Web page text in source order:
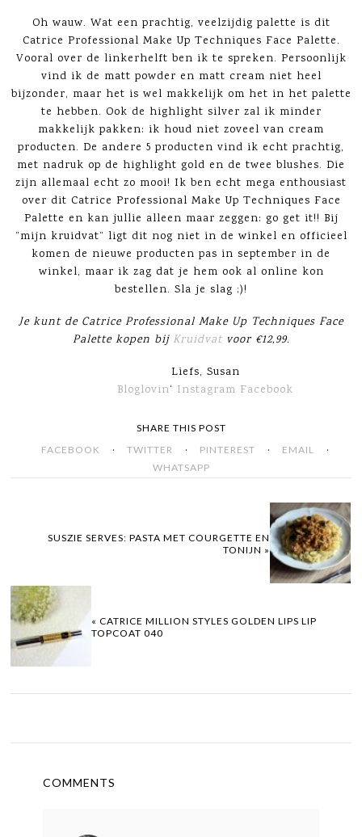
Oh wauw. Wat een prachtig, veelzijdig palette is dit
Catrice Professional Make Up Techniques Face Palette.
Vooral over de linkerhelft ben ik te spreken. Persoonlijk
vind ik de matt powder en matt cream niet heel
bijzonder, maar het is wel makkelijk om het in het palette
te hebben. Ook de highlight silver zal ik minder
makkelijk pakken: ik houd niet zoveel van cream
producten. De andere 5 producten vind ik echt prachtig,
met nadruk op de highlight gold en de twee blushes. Die
zijn allemaal echt zo mooi! Ik ben echt mega enthousiast
over dit Catrice Professional Make Up Techniques Face
Palette en kan jullie alleen maar zeggen: go get it!! Bij
”mijn kruidvat” ligt dit nog niet in de winkel en officieel
komen de nieuwe producten pas in september in de
winkel, maar ik zag dat je hem ook al online kon
bestellen. Sla je slag ;)!
Je kunt de Catrice Professional Make Up Techniques Face
Palette kopen bij Kruidvatvoor €12,99.
Liefs, Susan
Bloglovin‘ Instagram Facebook
SHARE THIS POST
FACEBOOK
· TWITTER · PINTEREST · EMAIL ·
WHATSAPP
SUSZIE SERVES: PASTA MET COURGETTE EN
TONIJN »
« CATRICE MILLION STYLES GOLDEN LIPS LIP
TOPCOAT 040
COMMENTS